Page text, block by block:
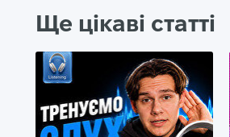
Ще цікаві статті